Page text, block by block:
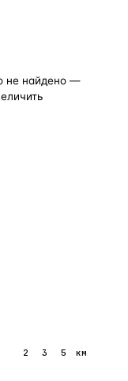
не найдено —
2 3 5 км